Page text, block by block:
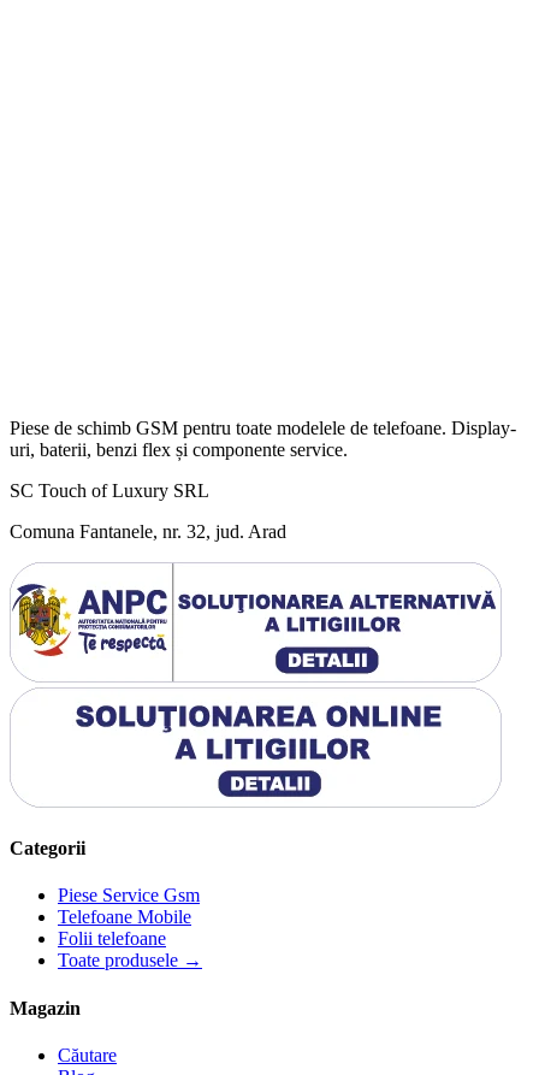
Piese de schimb GSM pentru toate modelele de telefoane. Display-
uri, baterii, benzi flex și componente service.
SC Touch of Luxury SRL
Comuna Fantanele, nr. 32, jud. Arad
Categorii
Piese Service Gsm
Telefoane Mobile
Folii telefoane
Toate produsele →
Magazin
Căutare